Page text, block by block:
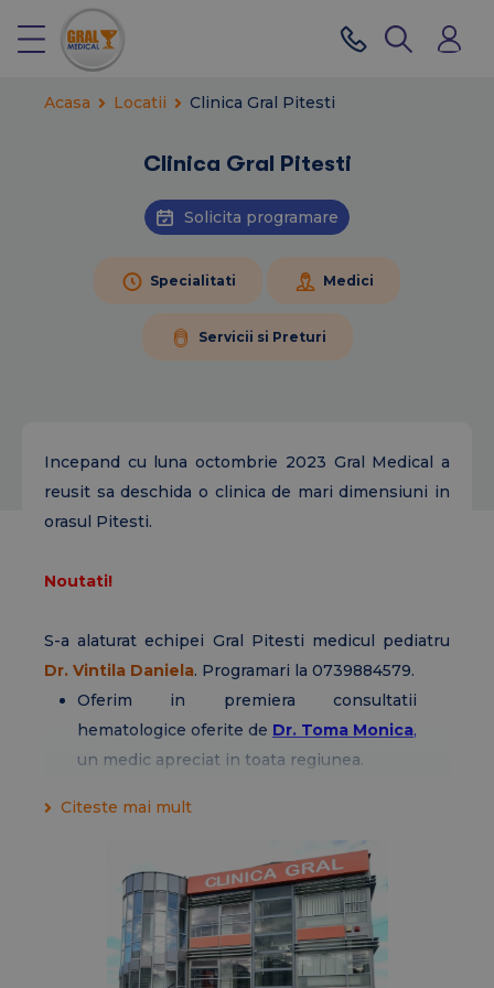
Acasa Locatii Clinica Gral Pitesti
Clinica Gral Pitesti
Solicita programare
Specialitati Medici
Servicii si Preturi
Incepand cu luna octombrie 2023 Gral Medical a
reusit sa deschida o clinica de mari dimensiuni in
orasul Pitesti.
Noutati!
S-a alaturat echipei Gral Pitesti medicul pediatru
Dr. Vintila Daniela. Programari la 0739884579.
Oferim in premiera consultatii
hematologice oferite de Dr. Toma Monica,
un medic apreciat in toata regiunea.
investigatiilor ecografice sunt efectuate cu
S-a alaturat echipei Gral Pitesti medicul
ortopedDr. Ciobanu Eduard.
Programari
0739-884.579.
Dr. Ionut Sandu, medic primar chirurgie
Citeste mai mult